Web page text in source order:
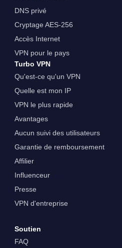
DNS privé
Cryptage AES-256
Accès Internet
VPN pour le pays
Turbo VPN
Qu'est-ce qu'un VPN
Quelle est mon IP
VPN le plus rapide
Avantages
Aucun suivi des utilisateurs
Garantie de remboursement
Affilier
Influenceur
Presse
VPN d'entreprise
Soutien
FAQ